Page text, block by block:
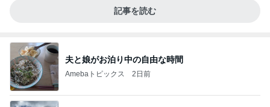
記事を読む
夫と娘がお泊り中の自由な時間
Amebaトピックス 2日前